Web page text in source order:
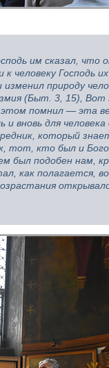
им сказал,
человеку Господь
природу
(Быт. 3, 15), Вот
помнил — эта
вновь для
который
тот, кто был и
был подобен нам,
как полагается,